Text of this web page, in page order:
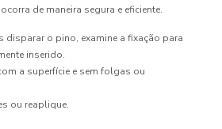
de maneira segura e eficiente.
disparar o pino, examine a fixação para
inserido.
a superfície e sem folgas ou
ou reaplique.